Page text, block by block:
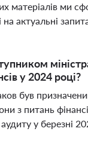
матеріалів ми
на актуальні
у 2024 році?
був
з питань
у березні